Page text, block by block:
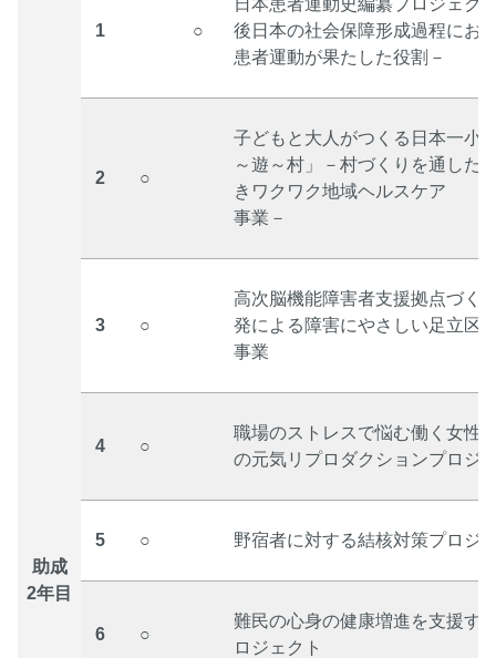
助成
2年目
1 ○
日本患者運動史編纂プロジェク
後日本の社会保障形成過程にお
患者運動が果たした役割－
2 ○
子どもと大人がつくる日本一小
～遊～村」－村づくりを通した
きワクワク地域ヘルスケア
事業－
3 ○
高次脳機能障害者支援拠点づく
発による障害にやさしい足立区
事業
4 ○
職場のストレスで悩む働く女性
の元気リプロダクションプロジ
5 ○ 野宿者に対する結核対策プロジ
6 ○
難民の心身の健康増進を支援す
ロジェクト